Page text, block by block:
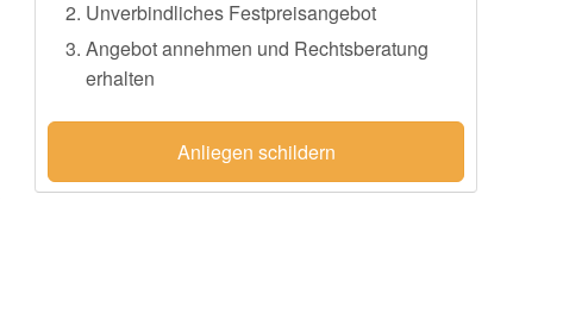
Unverbindliches Festpreisangebot
Angebot annehmen und Rechtsberatung
erhalten
Anliegen schildern